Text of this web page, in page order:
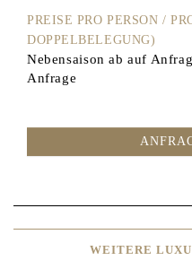
PREISE PRO PERSON /
DOPPELBELEGUNG)
Nebensaison ab auf
Anfrage
WEITERE